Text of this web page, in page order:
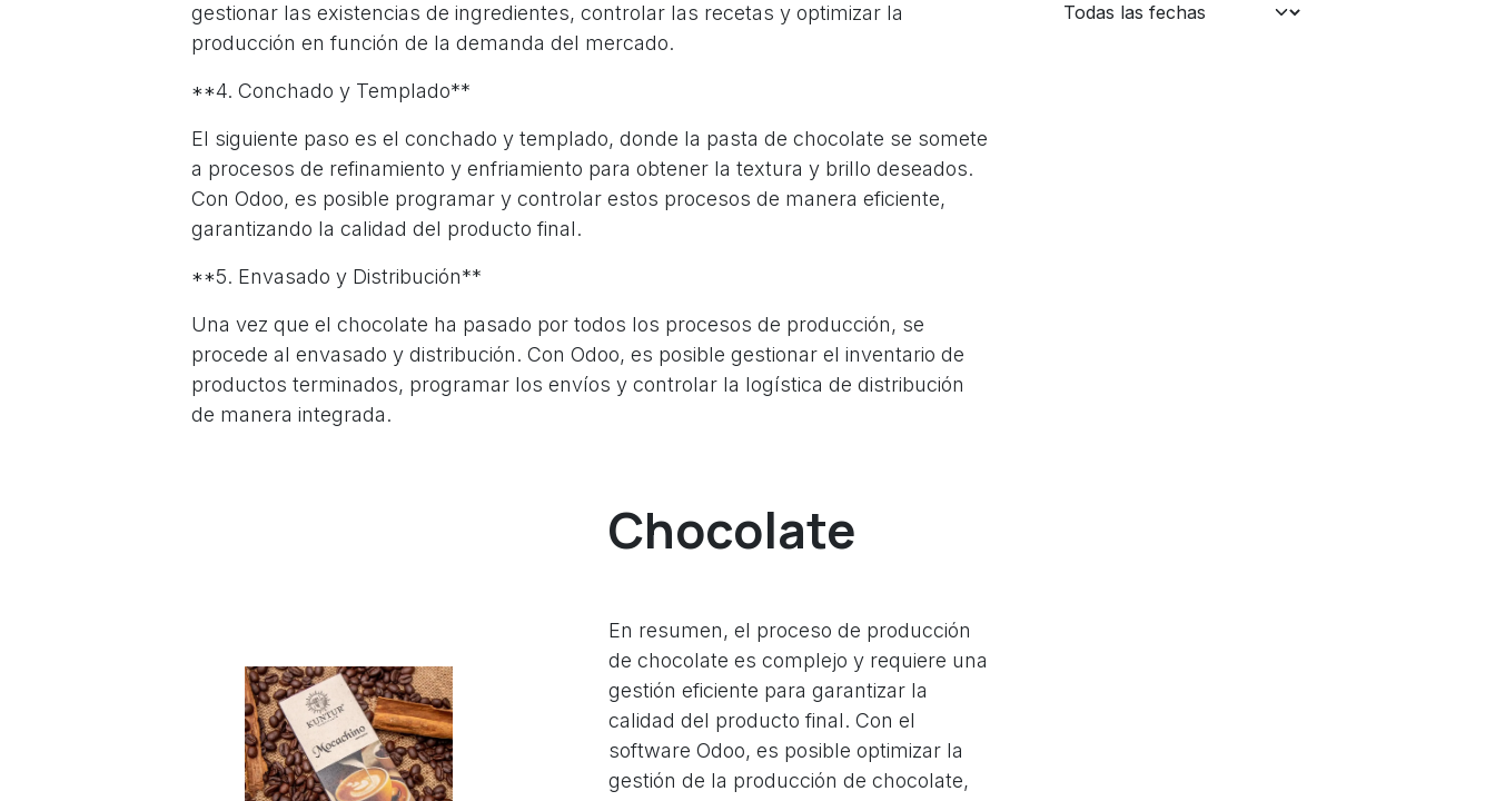
gestionar las existencias de ingredientes, controlar las recetas y optimizar la
producción en función de la demanda del mercado.
**4. Conchado y Templado**
El siguiente paso es el conchado y templado, donde la pasta de chocolate se somete
a procesos de refinamiento y enfriamiento para obtener la textura y brillo deseados.
Con Odoo, es posible programar y controlar estos procesos de manera eficiente,
garantizando la calidad del producto final.
**5. Envasado y Distribución**
Una vez que el chocolate ha pasado por todos los procesos de producción, se
procede al envasado y distribución. Con Odoo, es posible gestionar el inventario de
productos terminados, programar los envíos y controlar la logística de distribución
de manera integrada.
Chocolate
En resumen, el proceso de producción
de chocolate es complejo y requiere una
gestión eficiente para garantizar la
calidad del producto final. Con el
software Odoo, es posible optimizar la
gestión de la producción de chocolate,